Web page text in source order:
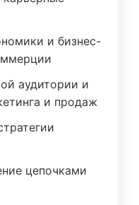
и бизнес-
аудитории и
и продаж
цепочками